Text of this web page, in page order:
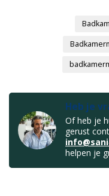
Heb je
Of heb je
gerust
helpen je